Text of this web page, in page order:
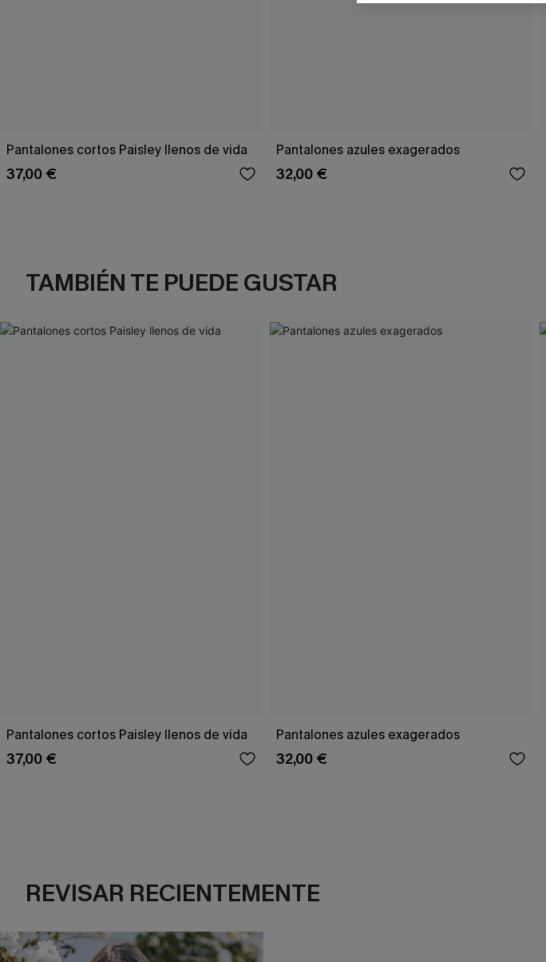
Pantalones cortos Paisley llenos de vida
37,00 €
Pantalones azules exagerados
32,00 €
TAMBIÉN TE PUEDE GUSTAR
Pantalones cortos Paisley llenos de vida
37,00 €
Pantalones azules exagerados
32,00 €
REVISAR RECIENTEMENTE